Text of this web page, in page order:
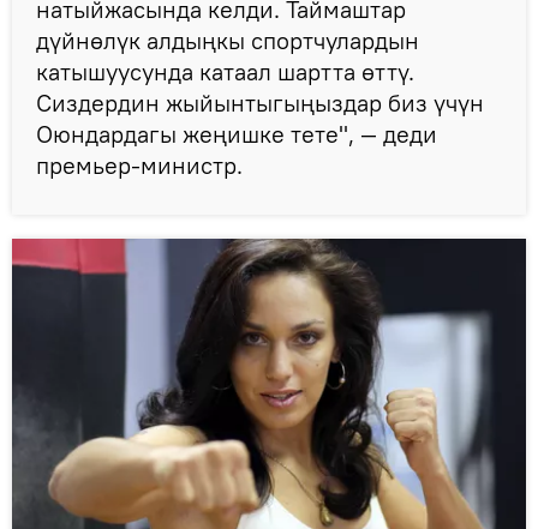
натыйжасында келди. Таймаштар
дүйнөлүк алдыңкы спортчулардын
катышуусунда катаал шартта өттү.
Сиздердин жыйынтыгыңыздар биз үчүн
Оюндардагы жеңишке тете", — деди
премьер-министр.